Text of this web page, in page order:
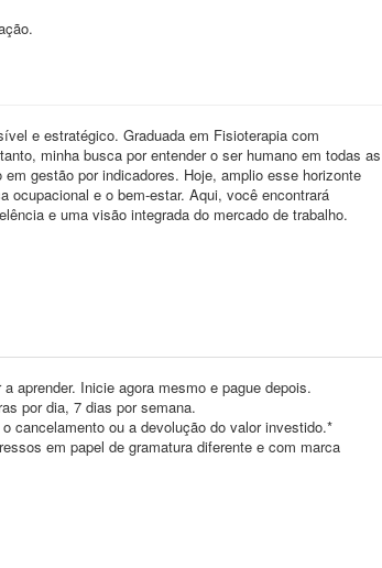
e estratégico. Graduada em Fisioterapia com
minha busca por entender o ser humano em todas as
gestão por indicadores. Hoje, amplio esse horizonte
ocupacional e o bem-estar. Aqui, você encontrará
e uma visão integrada do mercado de trabalho.
aprender. Inicie agora mesmo e pague depois.
por dia, 7 dias por semana.
cancelamento ou a devolução do valor investido.*
em papel de gramatura diferente e com marca